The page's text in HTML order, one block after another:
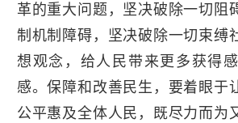
革的重大问题，坚决破除一切阻
制机制障碍，坚决破除一切束缚
想观念，给人民带来更多获得
感。保障和改善民生，要着眼于
公平惠及全体人民，既尽力而为